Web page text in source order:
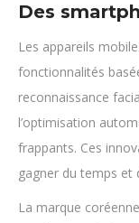
Des
Les appareils
fonctionnalités
reconnaissance
l’optimisation
frappants. Ces
gagner du temps et
La marque